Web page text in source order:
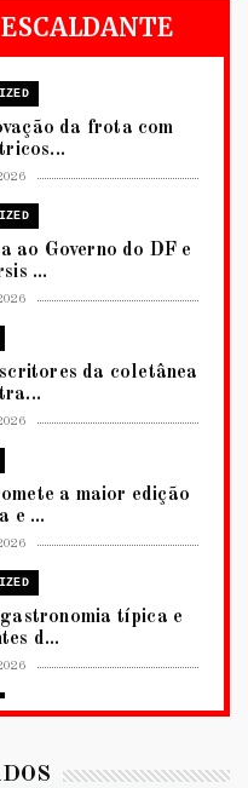
da frota com
ao Governo do DF e
...
da coletânea
a maior edição
e ...
típica e
d...
DIPLOM...